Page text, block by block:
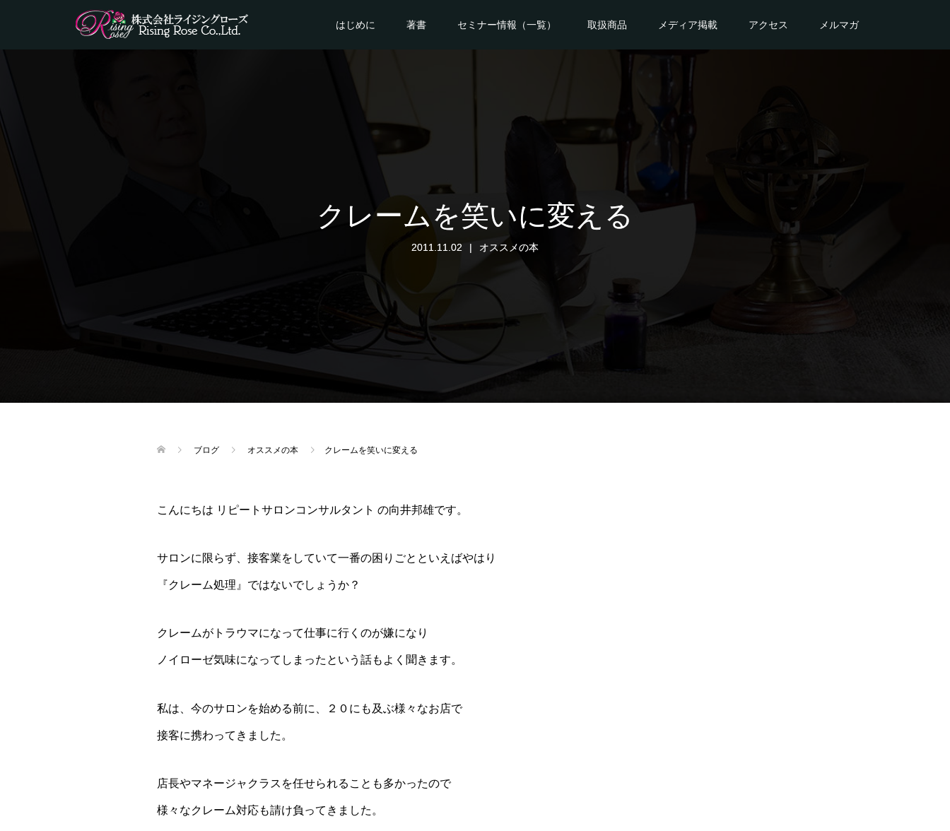
はじめに 著書 セミナー情報（一覧） 取扱商品 メディア掲載 アクセス メルマガ
クレームを笑いに変える
2011.11.02 オススメの本
ブログ オススメの本 クレームを笑いに変える
こんにちは リピートサロンコンサルタント の向井邦雄です。
サロンに限らず、接客業をしていて一番の困りごとといえばやはり
『クレーム処理』ではないでしょうか？
クレームがトラウマになって仕事に行くのが嫌になり
ノイローゼ気味になってしまったという話もよく聞きます。
私は、今のサロンを始める前に、２０にも及ぶ様々なお店で
接客に携わってきました。
店長やマネージャクラスを任せられることも多かったので
様々なクレーム対応も請け負ってきました。